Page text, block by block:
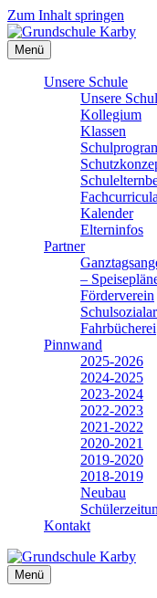
Zum Inhalt springen
Menü
Unsere Schule
Unsere
Kollegium
Klassen
Fachcurricula
Kalender
Elterninfos
Partner
–
Förderverein
Fahrbücherei
Pinnwand
2025-2026
2024-2025
2023-2024
2022-2023
2021-2022
2020-2021
2019-2020
2018-2019
Neubau
Kontakt
Menü